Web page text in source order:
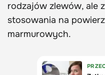
rodzajów zlewów, ale
stosowania na
marmurowych.